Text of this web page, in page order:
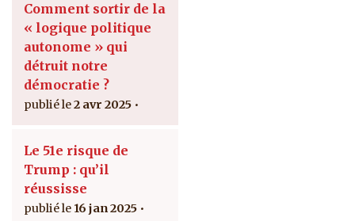
Comment sortir de la
« logique politique
autonome » qui
détruit notre
démocratie ?
2 avr 2025
Le 51e risque de
Trump : qu’il
réussisse
16 jan 2025